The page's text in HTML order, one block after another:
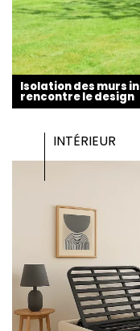
Isolation des murs
rencontre le design
INTÉRIEUR